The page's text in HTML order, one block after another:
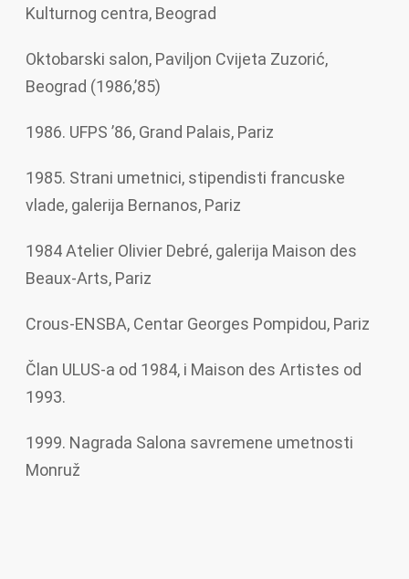
Kulturnog centra, Beograd
Oktobarski salon, Paviljon Cvijeta Zuzorić,
Beograd (1986,’85)
1986. UFPS ’86, Grand Palais, Pariz
1985. Strani umetnici, stipendisti francuske
vlade, galerija Bernanos, Pariz
1984 Atelier Olivier Debré, galerija Maison des
Beaux-Arts, Pariz
Crous-ENSBA, Centar Georges Pompidou, Pariz
Član ULUS-a od 1984, i Maison des Artistes od
1993.
1999. Nagrada Salona savremene umetnosti
Monruž